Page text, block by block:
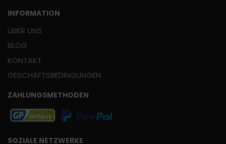
INFORMATION
ÜBER UNS
BLOG
KONTAKT
GESCHÄFTSBEDINGUNGEN
ZAHLUNGSMETHODEN
SOZIALE NETZWERKE